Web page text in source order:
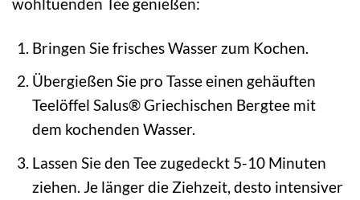
Bringen Sie frisches Wasser zum Kochen.
Übergießen Sie pro Tasse einen gehäuften
Teelöffel Salus® Griechischen Bergtee mit
dem kochenden Wasser.
Lassen Sie den Tee zugedeckt 5-10 Minuten
ziehen. Je länger die Ziehzeit, desto intensiver